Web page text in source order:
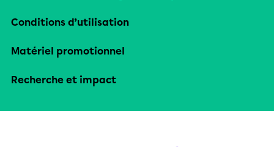
Conditions d’utilisation
Matériel promotionnel
Recherche et impact